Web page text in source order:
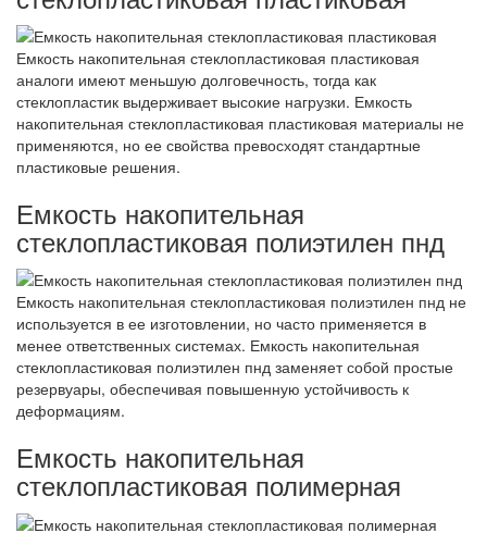
Емкость накопительная стеклопластиковая пластиковая
аналоги имеют меньшую долговечность, тогда как
стеклопластик выдерживает высокие нагрузки. Емкость
накопительная стеклопластиковая пластиковая материалы не
применяются, но ее свойства превосходят стандартные
пластиковые решения.
Емкость накопительная
стеклопластиковая полиэтилен пнд
Емкость накопительная стеклопластиковая полиэтилен пнд не
используется в ее изготовлении, но часто применяется в
менее ответственных системах. Емкость накопительная
стеклопластиковая полиэтилен пнд заменяет собой простые
резервуары, обеспечивая повышенную устойчивость к
деформациям.
Емкость накопительная
стеклопластиковая полимерная